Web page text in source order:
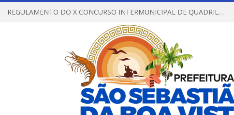
REGULAMENTO DO X CONCURSO INTERMUNICIPAL DE QUADRILHAS JUNINAS – 2026 – ARRAIÁ DA VENEZA